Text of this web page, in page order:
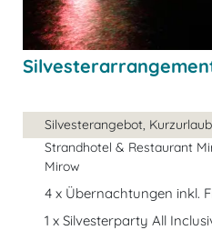
Silvesterangebot,
Strandhotel & Restaurant
Mirow
4 x Übernachtungen inkl.
1 x Silvesterparty All